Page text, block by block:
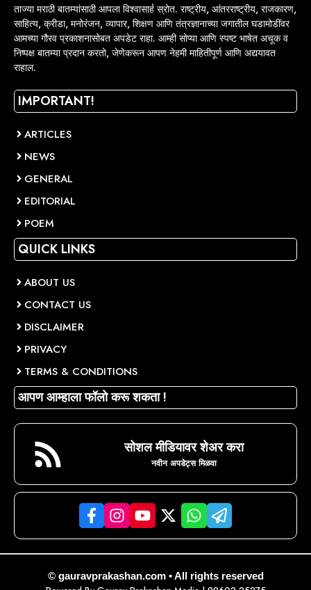
ताज्या मराठी बातम्यांसाठी आपला विश्वासार्ह स्रोत. राष्ट्रीय, आंतरराष्ट्रीय, राजकारण,
साहित्य, क्रीडा, मनोरंजन, व्यापार, शिक्षण आणि तंत्रज्ञानाच्या जगातील घडामोडींवर
आमच्या गौरव प्रकाशनासोबत अपडेट राहा. आम्ही सोप्या आणि स्पष्ट भाषेत अचूक व
निष्पक्ष बातम्या प्रदान करतो, जेणेकरून आपण नेहमी माहितीपूर्ण आणि अद्ययावत
राहाल.
IMPORTANT!
ARTICLES
NEWS
GENERAL
EDITORIAL
POEM
QUICK LINKS
ABOUT US
CONTACT US
DISCLAIMER
PRIVACY
TERMS & CONDITIONS
आपण आम्हाला फॉलो करू शकता !
सोशल मीडियावर शेअर करा
नवीन अपडेट्स मिळवा
© gauravprakashan.com • All rights reserved